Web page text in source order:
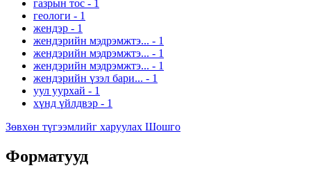
газрын тос - 1
геологи - 1
жендэр - 1
жендэрийн мэдрэмжтэ... - 1
жендэрийн мэдрэмжтэ... - 1
жендэрийн мэдрэмжтэ... - 1
жендэрийн үзэл бари... - 1
уул уурхай - 1
хүнд үйлдвэр - 1
Зөвхөн түгээмлийг харуулах Шошго
Форматууд